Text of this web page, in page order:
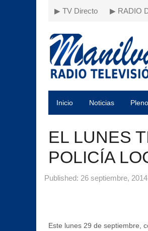
▶ TV Directo ▶ RADIO
Inicio Noticias
EL LUNES
POLICÍA
Published: 26 septiembre, 2014
Este lunes 29 de septiembre,